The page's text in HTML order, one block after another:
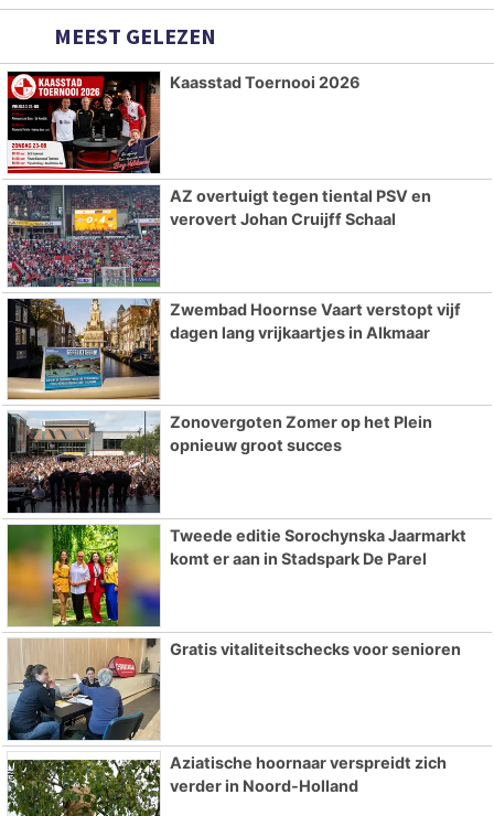
MEEST GELEZEN
Kaasstad Toernooi 2026
AZ overtuigt tegen tiental PSV en
verovert Johan Cruijff Schaal
Zwembad Hoornse Vaart verstopt vijf
dagen lang vrijkaartjes in Alkmaar
Zonovergoten Zomer op het Plein
opnieuw groot succes
Tweede editie Sorochynska Jaarmarkt
komt er aan in Stadspark De Parel
Gratis vitaliteitschecks voor senioren
Aziatische hoornaar verspreidt zich
verder in Noord-Holland